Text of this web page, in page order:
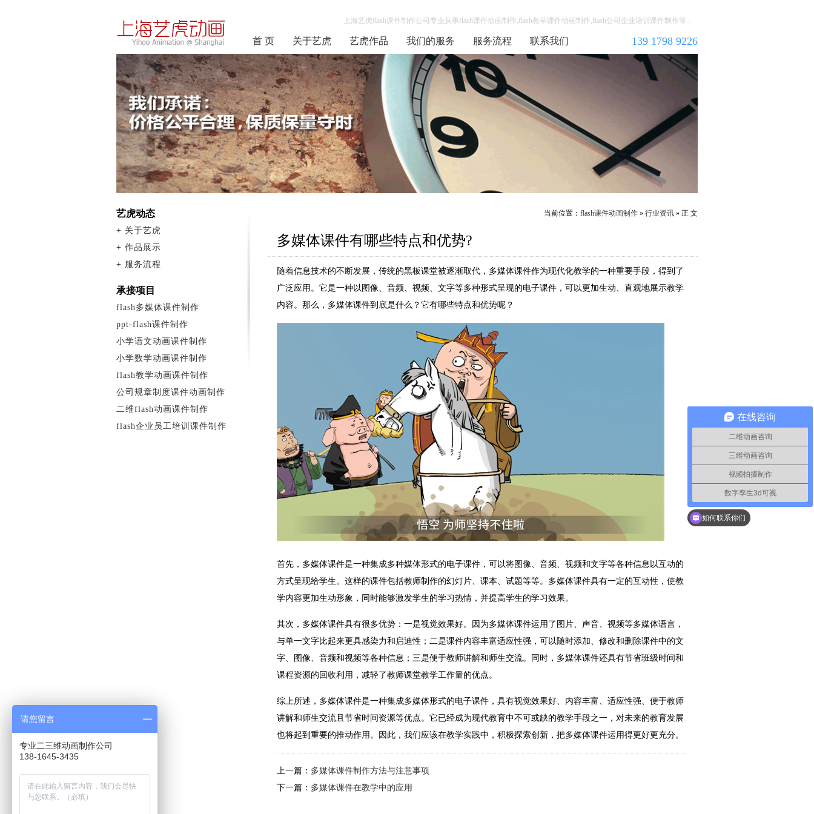
上海艺虎flash课件制作公司专业从事flash课件动画制作,flash教学课件动画制作,flash公司企业培训课件制作等...
首 页 关于艺虎 艺虎作品 我们的服务 服务流程 联系我们 139 1798 9226
当前位置： flash课件动画制作 » 行业资讯 » 正 文
多媒体课件有哪些特点和优势?
随着信息技术的不断发展，传统的黑板课堂被逐渐取代，多媒体课件作为现代化教学的一种重要手段，得到了
广泛应用。它是一种以图像、音频、视频、文字等多种形式呈现的电子课件，可以更加生动、直观地展示教学
内容。那么，多媒体课件到底是什么？它有哪些特点和优势呢？
首先，多媒体课件是一种集成多种媒体形式的电子课件，可以将图像、音频、视频和文字等各种信息以互动的
方式呈现给学生。这样的课件包括教师制作的幻灯片、课本、试题等等。多媒体课件具有一定的互动性，使教
学内容更加生动形象，同时能够激发学生的学习热情，并提高学生的学习效果。
其次，多媒体课件具有很多优势：一是视觉效果好。因为多媒体课件运用了图片、声音、视频等多媒体语言，
与单一文字比起来更具感染力和启迪性；二是课件内容丰富适应性强，可以随时添加、修改和删除课件中的文
字、图像、音频和视频等各种信息；三是便于教师讲解和师生交流。同时，多媒体课件还具有节省班级时间和
课程资源的回收利用，减轻了教师课堂教学工作量的优点。
综上所述，多媒体课件是一种集成多媒体形式的电子课件，具有视觉效果好、内容丰富、适应性强、便于教师
讲解和师生交流且节省时间资源等优点。它已经成为现代教育中不可或缺的教学手段之一，对未来的教育发展
也将起到重要的推动作用。因此，我们应该在教学实践中，积极探索创新，把多媒体课件运用得更好更充分。
上一篇： 多媒体课件制作方法与注意事项
下一篇： 多媒体课件在教学中的应用
艺虎动态
+ 关于艺虎
+ 作品展示
+ 服务流程
承接项目
flash多媒体课件制作
ppt-flash课件制作
小学语文动画课件制作
小学数学动画课件制作
flash教学动画课件制作
公司规章制度课件动画制作
二维flash动画课件制作
flash企业员工培训课件制作
在线咨询
二维动画咨询
三维动画咨询
视频拍摄制作
数字孪生3d可视
如何联系你们
请您留言
专业二三维动画制作公司
138-1645-3435